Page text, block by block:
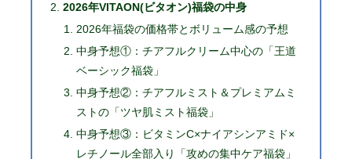
2026年VITAON(ビタオン)福袋の中身
2026年福袋の価格帯とボリューム感の予想
中身予想①：チアフルクリーム中心の「王道
ベーシック福袋」
中身予想②：チアフルミスト＆プレミアムミ
ストの「ツヤ肌ミスト福袋」
中身予想③：ビタミンC×ナイアシンアミド×
レチノール全部入り「攻めの集中ケア福袋」